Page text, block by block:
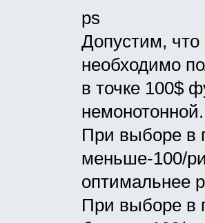
ps
Допустим, что
необходимо
в точке 100$
немонотонной.
При выборе в
меньше-100/
оптимальнее
При выборе в